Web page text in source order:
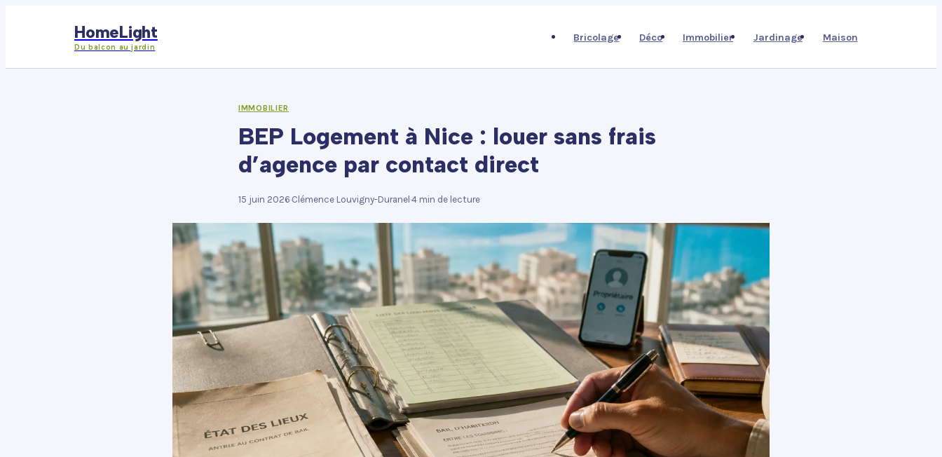
HomeLight
Du balcon au jardin
Bricolage Déco Immobilier Jardinage Maison
IMMOBILIER
BEP Logement à Nice : louer sans frais
d’agence par contact direct
15 juin 2026·Clémence Louvigny-Duranel ·4 min de lecture